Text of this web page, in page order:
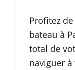
Profitez
bateau à
total de
naviguer